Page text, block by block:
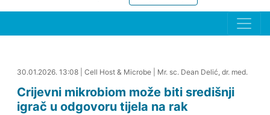
30.01.2026. 13:27
30.01.2026. 13:08| Cell Host & Microbe| Mr. sc. Dean Delić, dr. med.
Crijevni mikrobiom može biti središnji
igrač u odgovoru tijela na rak